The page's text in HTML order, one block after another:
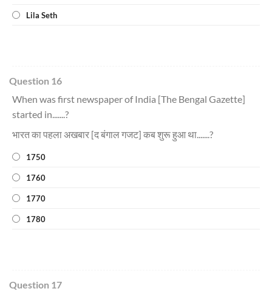
Lila Seth
Question 16
When was first newspaper of India [The Bengal Gazette]
started in.......?
भारत का पहला अखबार [द बंगाल गजट] कब शुरू हुआ था.......?
1750
1760
1770
1780
Question 17